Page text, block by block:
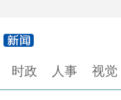
时政 人事 视觉